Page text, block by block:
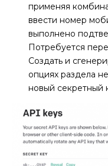
применяя
ввести номер
выполнено
Потребуется
Создать и
опциях раздела
новый секретный